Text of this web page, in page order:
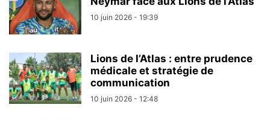
10 juin 2026 - 19:39
Lions de l’Atlas : entre prudence
médicale et stratégie de
communication
10 juin 2026 - 12:48